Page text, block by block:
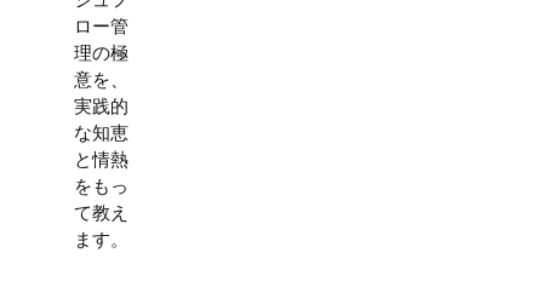
ロー管
理の極
意を、
実践的
な知恵
と情熱
をもっ
て教え
ます。